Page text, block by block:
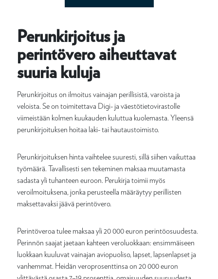
Perunkirjoitus ja
perintövero aiheuttavat
suuria kuluja
Perunkirjoitus on ilmoitus vainajan perillisistä, varoista ja
veloista. Se on toimitettava Digi- ja väestötietovirastolle
viimeistään kolmen kuukauden kuluttua kuolemasta. Yleensä
perunkirjoituksen hoitaa laki- tai hautaustoimisto.
Perunkirjoituksen hinta vaihtelee suuresti, sillä siihen vaikuttaa
työmäärä. Tavallisesti sen tekeminen maksaa muutamasta
sadasta yli tuhanteen euroon. Perukirja toimii myös
veroilmoituksena, jonka perusteella määräytyy perillisten
maksettavaksi jäävä perintövero.
Perintöveroa tulee maksaa yli 20 000 euron perintöosuudesta.
Perinnön saajat jaetaan kahteen veroluokkaan: ensimmäiseen
luokkaan kuuluvat vainajan aviopuoliso, lapset, lapsenlapset ja
vanhemmat. Heidän veroprosenttinsa on 20 000 euron